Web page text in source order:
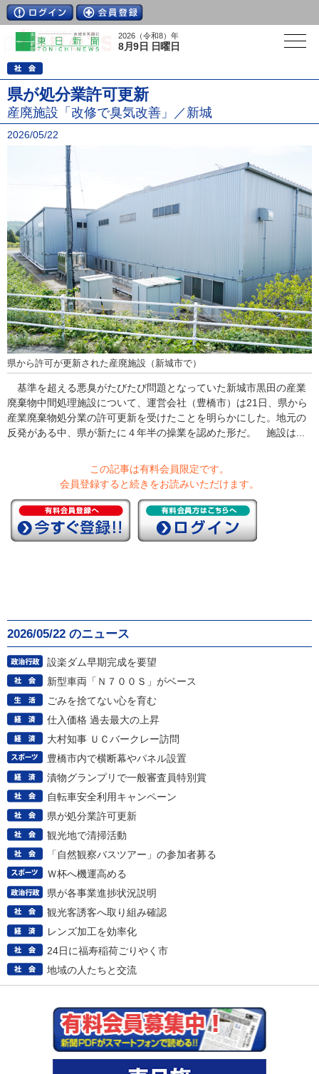
2026（令和8）年
8月9日 日曜日
県が処分業許可更新
産廃施設「改修で臭気改善」／新城
2026/05/22
県から許可が更新された産廃施設（新城市で）
基準を超える悪臭がたびたび問題となっていた新城市黒田の産業
廃棄物中間処理施設について、運営会社（豊橋市）は21日、県から
産業廃棄物処分業の許可更新を受けたことを明らかにした。地元の
反発がある中、県が新たに４年半の操業を認めた形だ。 施設は...
この記事は有料会員限定です。
会員登録すると続きをお読みいただけます。
2026/05/22 のニュース
設楽ダム早期完成を要望
新型車両「Ｎ７００Ｓ」がベース
ごみを捨てない心を育む
仕入価格 過去最大の上昇
大村知事 ＵＣバークレー訪問
豊橋市内で横断幕やパネル設置
漬物グランプリで一般審査員特別賞
自転車安全利用キャンペーン
県が処分業許可更新
観光地で清掃活動
「自然観察バスツアー」の参加者募る
Ｗ杯へ機運高める
県が各事業進捗状況説明
観光客誘客へ取り組み確認
レンズ加工を効率化
24日に福寿稲荷ごりやく市
地域の人たちと交流